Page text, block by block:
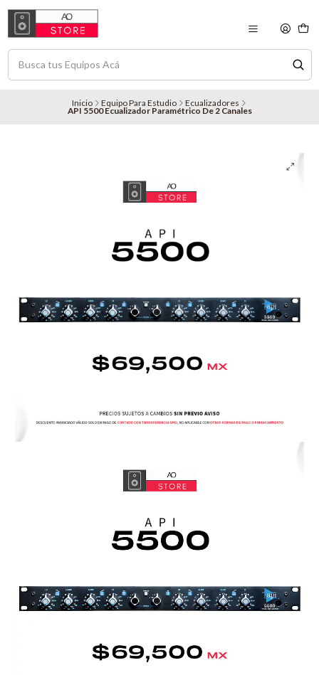
Inicio Equipo Para Estudio Ecualizadores
API 5500 Ecualizador Paramétrico De 2 Canales